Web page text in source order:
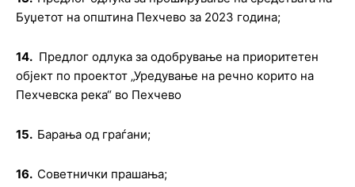
Буџетот на општина Пехчево за 2023 година;
14. Предлог одлука за одобрување на приоритетен
објект по проектот „Уредување на речно корито на
Пехчевска река“ во Пехчево
15. Барања од граѓани;
16. Советнички прашања;